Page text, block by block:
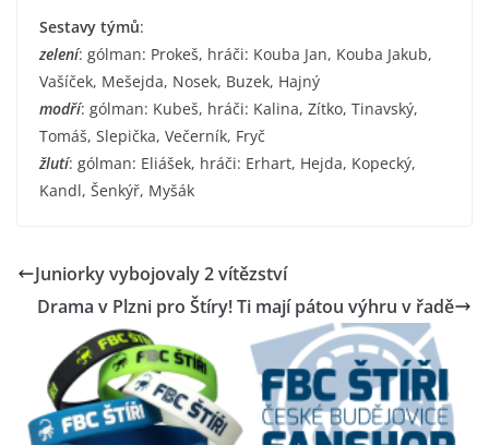
Sestavy týmů:
zelení: gólman: Prokeš, hráči: Kouba Jan, Kouba Jakub,
Vašíček, Mešejda, Nosek, Buzek, Hajný
modří: gólman: Kubeš, hráči: Kalina, Zítko, Tinavský,
Tomáš, Slepička, Večerník, Fryč
žlutí: gólman: Eliášek, hráči: Erhart, Hejda, Kopecký,
Kandl, Šenkýř, Myšák
Juniorky vybojovaly 2 vítězství
Drama v Plzni pro Štíry! Ti mají pátou výhru v řadě